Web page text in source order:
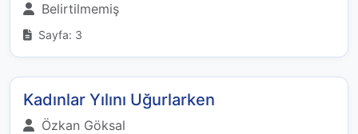
Belirtilmemiş
Sayfa: 3
Kadınlar Yılını Uğurlarken
Özkan Göksal